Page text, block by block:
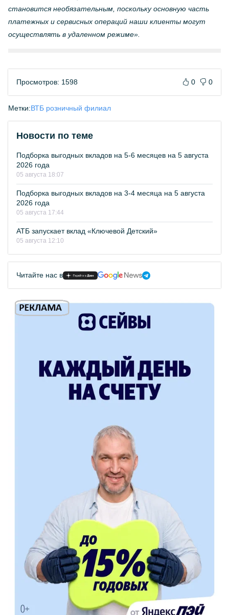
становится необязательным, поскольку основную часть
платежных и сервисных операций наши клиенты могут
осуществлять в удаленном режиме».
Просмотров: 1598 0 0
Метки:ВТБ розничный филиал
Новости по теме
Подборка выгодных вкладов на 5-6 месяцев на 5 августа
2026 года
05 августа 18:07
Подборка выгодных вкладов на 3-4 месяца на 5 августа
2026 года
05 августа 17:44
АТБ запускает вклад «Ключевой Детский»
05 августа 12:10
Читайте нас в